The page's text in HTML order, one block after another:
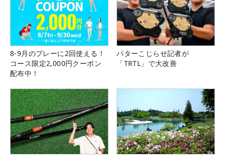
8-9月のプレーに2回使える！
コース限定2,000円クーポン
配布中！
パターこじらせ記者が
「TRTL」で大改善